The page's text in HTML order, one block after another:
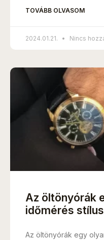
TOVÁBB OLVASOM
2024.01.21. Nincs
Az öltönyórák
időmérés
Az öltönyórák egy